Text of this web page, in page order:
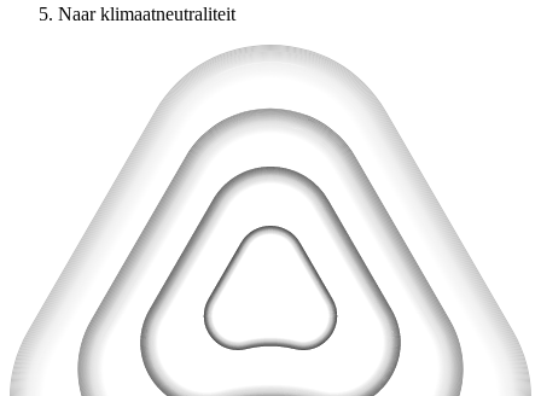
Naar klimaatneutraliteit